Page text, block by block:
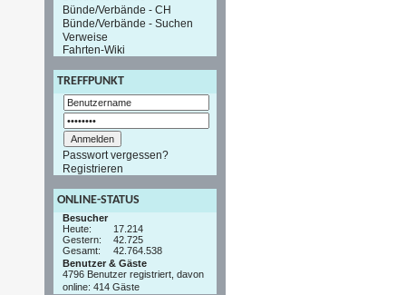
Bünde/Verbände - CH
Bünde/Verbände - Suchen
Verweise
Fahrten-Wiki
TREFFPUNKT
Passwort vergessen?
Registrieren
ONLINE-STATUS
Besucher
Heute:
17.214
Gestern:
42.725
Gesamt:
42.764.538
Benutzer & Gäste
4796 Benutzer registriert, davon
online: 414 Gäste